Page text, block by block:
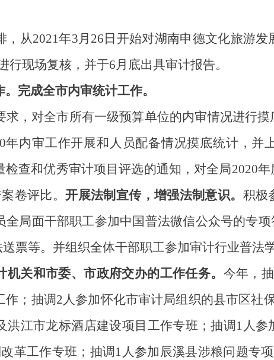
，从2021年3月26日开始对湖南申德文化旅游发
行现场复核，并于6月底出具审计报告。
。 完成全市内审统计工作。
求，对全市所有一级预算单位的内审情况进行
年内审工作开展和人员配备情况摸底统计，并
查和优秀审计项目评选的通知，对全局2020
卷评比。开展法制宣传，增强法制意识。 积极
局面干部职工参加中国普法微信公众号的专项
票等。并组织全体干部职工参加审计行业普法
机关和市委、市政府交办的工作任务。 今年，
作 ； 抽调2人参加怀化市审计局组织的县市区社
洪江市龙标酒店建设项目工作专班；抽调 1 人参
革工作专班 ；抽调 1人参加辰溪县涉粮问题专